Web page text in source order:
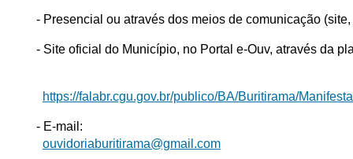
- Presencial ou através dos meios de comunicação
- Site oficial do Município, no Portal e-Ouv, através da
https://falabr.cgu.gov.br/publico/BA/Buritirama/
- E-mail:
ouvidoriaburitirama@gmail.com